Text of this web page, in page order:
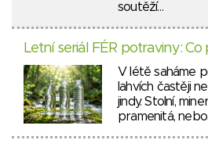
soutěží…
Letní seriál FÉR potraviny: Co
V létě saháme
lahvích častěji
jindy. Stolní,
pramenitá,